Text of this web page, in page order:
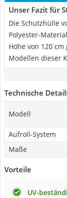
Unser Fazit für
Die Schutzhülle
Polyester-
Höhe von 120
Modellen dieser
Technische
Modell
Aufroll-System
Maße
Vorteile
UV-